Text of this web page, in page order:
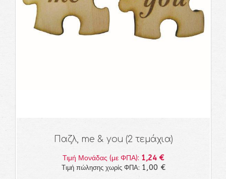
Παζλ, me & you (2 τεμάχια)
Τιμή Μονάδας (με ΦΠΑ): 1,24 €
Τιμή πώλησης χωρίς ΦΠΑ: 1,00 €